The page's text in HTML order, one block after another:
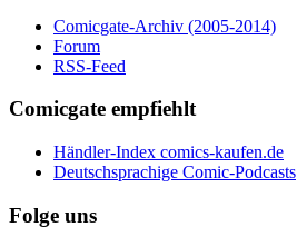
Comicgate-Archiv (2005-2014)
Forum
RSS-Feed
Comicgate empfiehlt
Händler-Index comics-kaufen.de
Deutschsprachige Comic-Podcasts
Folge uns